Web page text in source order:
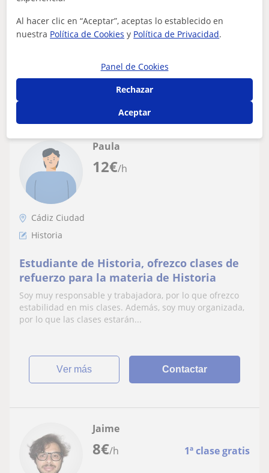
Secundaria Obligatoria. Prácticas en Centro Escolar de la
localidad de San Fernando (Cádiz,...
12€/h
Paula
Cádiz Ciudad
Historia
Estudiante de Historia, ofrezco clases de
refuerzo para la materia de Historia
Soy muy responsable y trabajadora, por lo que ofrezco
estabilidad en mis clases. Además, soy muy organizada,
por lo que las clases estarán...
ver más Contactar
8€/h 1ª clase gratis
Jaime
Al hacer clic en “Aceptar”, aceptas lo establecido en
nuestra Política de Cookies y Política de Privacidad.
Panel de Cookies
Rechazar
Aceptar